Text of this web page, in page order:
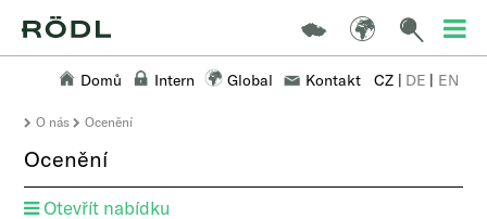
Domů Intern Global Kontakt CZ | DE | EN
O nás Ocenění
Ocenění
Otevřít nabídku